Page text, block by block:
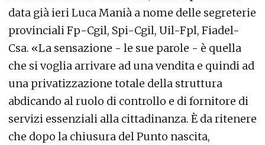
data già ieri Luca Manià a nome delle segreterie
provinciali Fp-Cgil, Spi-Cgil, Uil-Fpl, Fiadel-
Csa. «La sensazione - le sue parole - è quella
che si voglia arrivare ad una vendita e quindi ad
una privatizzazione totale della struttura
abdicando al ruolo di controllo e di fornitore di
servizi essenziali alla cittadinanza. È da ritenere
che dopo la chiusura del Punto nascita,